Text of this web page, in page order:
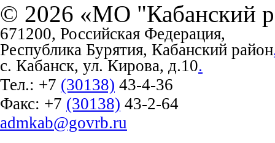
© 2026 «МО "Кабанский
671200, Российская Федерация,
Республика Бурятия, Кабанский район
с. Кабанск, ул. Кирова, д.10.
Тел.: +7 (30138) 43-4-36
Факс: +7 (30138) 43-2-64
admkab@govrb.ru